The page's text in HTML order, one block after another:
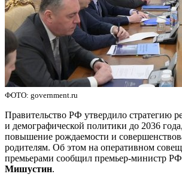
ФОТО: government.ru
Правительство РФ утвердило стратегию
и демографической политики до 2036
повышение рождаемости и
родителям. Об этом на оперативном
премьерами сообщил премьер-министр РФ
Мишустин.